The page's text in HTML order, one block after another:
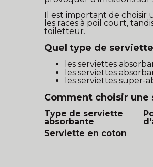
Il est important de
les races à poil court,
toiletteur.
Quel type de
les serviettes
les serviettes
les serviettes super-
Comment choisir
Type de serviette
absorbante
Serviette en coton